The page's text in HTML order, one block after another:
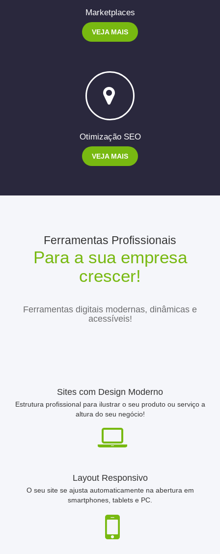
Marketplaces
VEJA MAIS
Otimização SEO
VEJA MAIS
Ferramentas Profissionais
Para a sua empresa
crescer!
Ferramentas digitais modernas, dinâmicas e
acessíveis!
Sites com Design Moderno
Estrutura profissional para ilustrar o seu produto ou serviço a
altura do seu negócio!
Layout Responsivo
O seu site se ajusta automaticamente na abertura em
smartphones, tablets e PC.